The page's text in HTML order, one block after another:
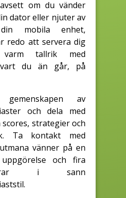
om du vänder
dator eller njuter av
mobila enhet,
redo att servera dig
tallrik med
vart du än går, på
av
och dela med
strategier och
Ta kontakt med
vänner på en
uppgörelse och fira
i sann